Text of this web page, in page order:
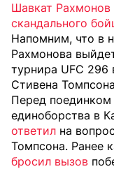
Шавкат Рахмонов
скандального
Напомним, что в
Рахмонова
турнира UFC 296
Стивена
Перед
единоборства в
ответил на
Томпсона. Ранее
бросил вызов